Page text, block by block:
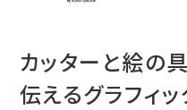
カッターと絵の
伝えるグラフィッ